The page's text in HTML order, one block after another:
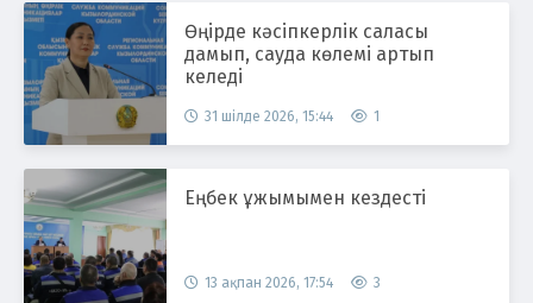
Өңірде кәсіпкерлік саласы
дамып, сауда көлемі артып
келеді
31 шілде 2026, 15:44 1
Еңбек ұжымымен кездесті
13 ақпан 2026, 17:54 3